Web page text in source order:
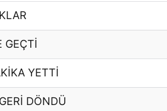
GEÇTİ
YETTİ
DÖNDÜ